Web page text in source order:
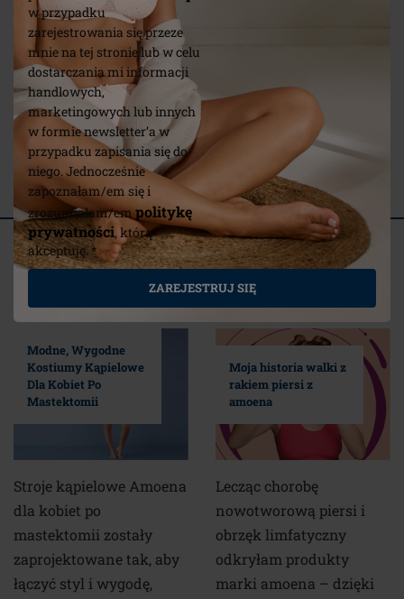
w przypadku
zarejestrowania się przeze
mnie na tej stronie lub w celu
dostarczania mi informacji
handlowych,
marketingowych lub innych
w formie newsletter’a w
przypadku zapisania się do
niego. Jednocześnie
zapoznałam/em się i
zrozumiałam/empolitykę
prywatności, którą
akceptuję. *
ZAREJESTRUJ SIĘ
Paski - opatrunki
silikonowe na blizny
(1)
Powiązane artykuły
Modne, Wygodne
Kostiumy Kąpielowe
Dla Kobiet Po
Mastektomii
Stroje kąpielowe Amoena
dla kobiet po
mastektomii zostały
zaprojektowane tak, aby
łączyć styl i wygodę,
Moja historia walki z
rakiem piersi z
amoena
Lecząc chorobę
nowotworową piersi i
obrzęk limfatyczny
odkryłam produkty
marki amoena – dzięki